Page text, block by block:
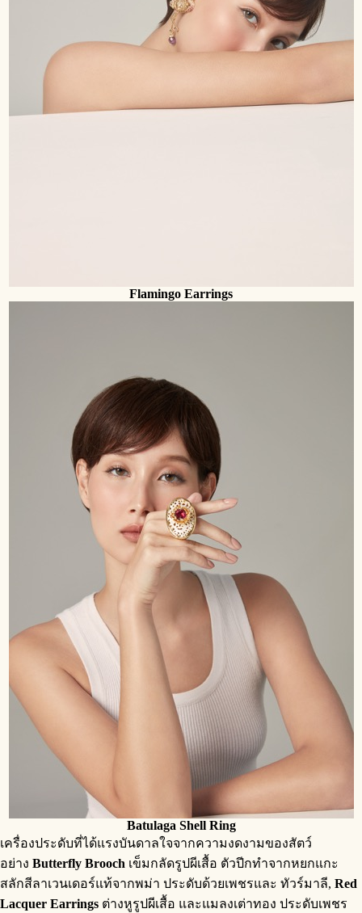
Flamingo Earrings
Batulaga Shell Ring
เครื่องประดับที่ได้แรงบันดาลใจจากความงดงามของสัตว์
อย่าง Butterfly Brooch เข็มกลัดรูปผีเสื้อ ตัวปีกทำจากหยกแกะ
สลักสีลาเวนเดอร์แท้จากพม่า ประดับด้วยเพชรและ ทัวร์มาลี, Red
Lacquer Earrings ต่างหูรูปผีเสื้อ และแมลงเต่าทอง ประดับเพชร